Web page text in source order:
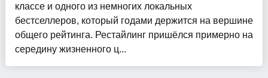
классе и одного из немногих локальных
бестселлеров, который годами держится на вершине
общего рейтинга. Рестайлинг пришёлся примерно на
середину жизненного ц...